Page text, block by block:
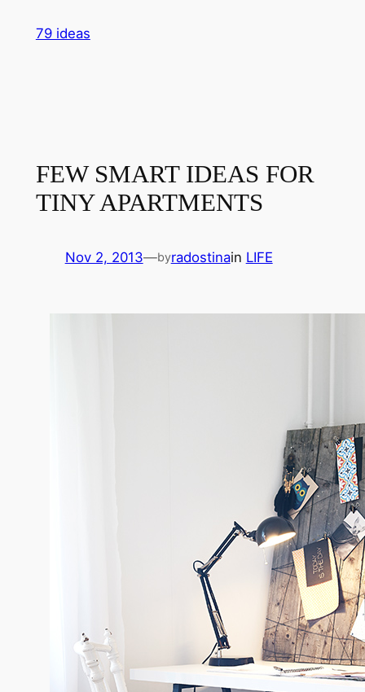
79 ideas
FEW SMART IDEAS FOR
TINY APARTMENTS
Nov 2, 2013—byradostinain LIFE